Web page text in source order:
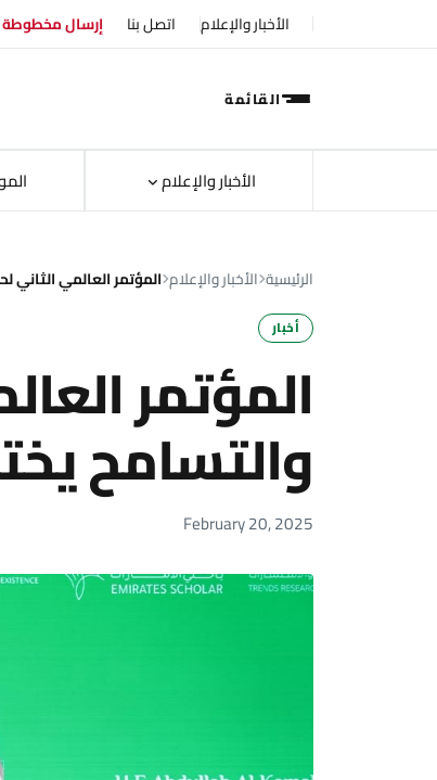
الأخبار والإعلام اتصل بنا إرسال مخطوطة
القائمة
الأخبار والإعلام
الرئيسية الأخبار والإعلام المؤتمر العالمي الثاني
أخبار
المؤتمر
والتسامح
February 20, 2025